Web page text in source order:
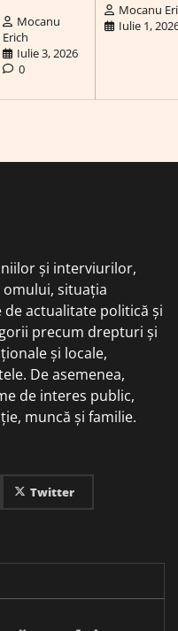
Mocanu
Erich
Iulie 3, 2026
0
Mocanu
Iulie 1,
și interviurilor,
situația
actualitate politică și
precum drepturi și
și locale,
De asemenea,
de interes public,
muncă și familie.
Twitter